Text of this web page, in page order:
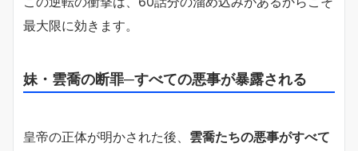
最大限に効きます。
妹・雲喬の断罪─すべての悪事が暴露される
皇帝の正体が明かされた後、 雲喬たちの悪事がすべて